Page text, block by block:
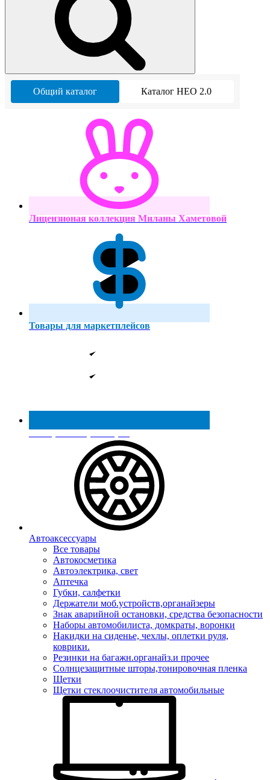
Общий каталог Каталог НЕО 2.0
Лицензионая коллекция Миланы Хаметовой
Товары для маркетплейсов
Реестр МинПромТорга
Автоаксессуары
Все товары
Автокосметика
Автоэлектрика, свет
Аптечка
Губки, салфетки
Держатели моб.устройств,органайзеры
Знак аварийной остановки, средства безопасности
Наборы автомобилиста, домкраты, воронки
Накидки на сиденье, чехлы, оплетки руля,
коврики.
Резинки на багажн.органайз.и прочее
Солнцезащитные шторы,тонировочная пленка
Щетки
Щетки стеклоочистителя автомобильные